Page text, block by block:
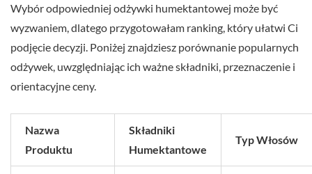
Wybór odpowiedniej odżywki humektantowej może być
wyzwaniem, dlatego przygotowałam ranking, który ułatwi Ci
podjęcie decyzji. Poniżej znajdziesz porównanie popularnych
odżywek, uwzględniając ich ważne składniki, przeznaczenie i
orientacyjne ceny.
Nazwa
Produktu
Składniki
Humektantowe
Typ Włosów